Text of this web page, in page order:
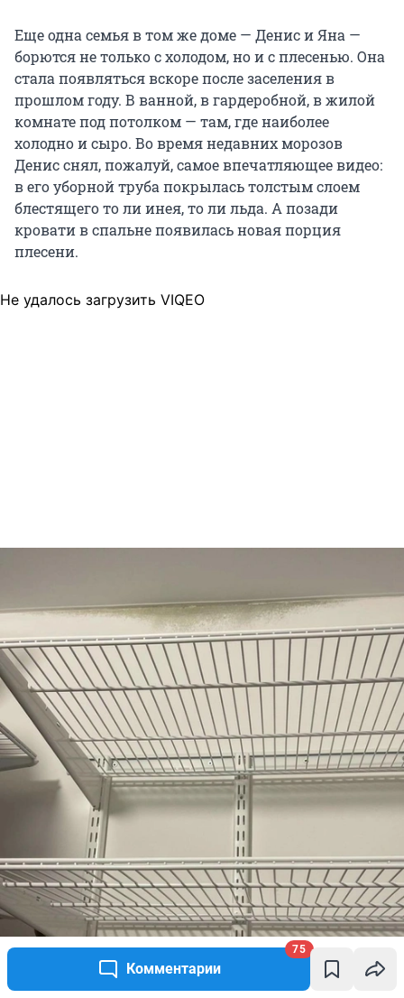
Комментарии
75
Еще одна семья в том же доме — Денис и Яна —
борются не только с холодом, но и с плесенью. Она
стала появляться вскоре после заселения в
прошлом году. В ванной, в гардеробной, в жилой
комнате под потолком — там, где наиболее
холодно и сыро. Во время недавних морозов
Денис снял, пожалуй, самое впечатляющее видео:
в его уборной труба покрылась толстым слоем
блестящего то ли инея, то ли льда. А позади
кровати в спальне появилась новая порция
плесени.
Не удалось загрузить VIQEO